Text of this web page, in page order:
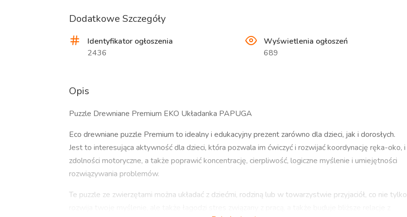
Dodatkowe Szczegóły
Identyfikator ogłoszenia
2436
Wyświetlenia ogłoszeń
689
Opis
Puzzle Drewniane Premium EKO Układanka PAPUGA
Eco drewniane puzzle Premium to idealny i edukacyjny prezent zarówno dla dzieci, jak i dorosłych.
Jest to interesująca aktywność dla dzieci, która pozwala im ćwiczyć i rozwijać koordynację ręka-oko, i
zdolności motoryczne, a także poprawić koncentrację, cierpliwość, logiczne myślenie i umiejętności
rozwiązywania problemów.
Te puzzle ze zwierzętami można układać z dziećmi, rodziną lub w towarzystwie przyjaciół, co nie tylko